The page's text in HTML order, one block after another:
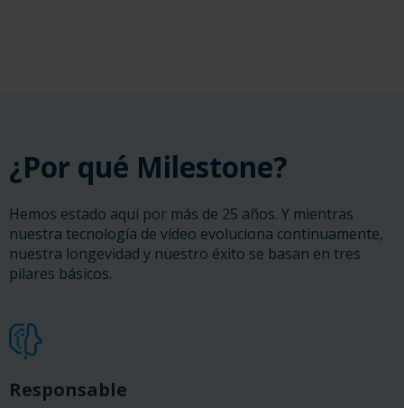
¿Por qué Milestone?
Hemos estado aquí por más de 25 años. Y mientras
nuestra tecnología de vídeo evoluciona continuamente,
nuestra longevidad y nuestro éxito se basan en tres
pilares básicos.
Responsable